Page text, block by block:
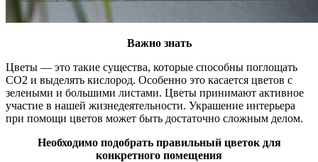
Важно знать
Цветы — это такие существа, которые способны поглощать
СО2 и выделять кислород. Особенно это касается цветов с
зелеными и большими листами. Цветы принимают активное
участие в нашей жизнедеятельности. Украшение интерьера
при помощи цветов может быть достаточно сложным делом.
Необходимо подобрать правильный цветок для
конкретного помещения